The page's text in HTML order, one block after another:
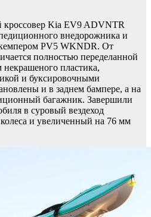
кроссовер Kia EV9 ADVNTR
внедорожника и
PV5 WKNDR. От
полностью переделанной
пластика,
и буксировочными
и в заднем бампере, а на
багажник. Завершили
в суровый вездеход
и увеличенный на 76 мм